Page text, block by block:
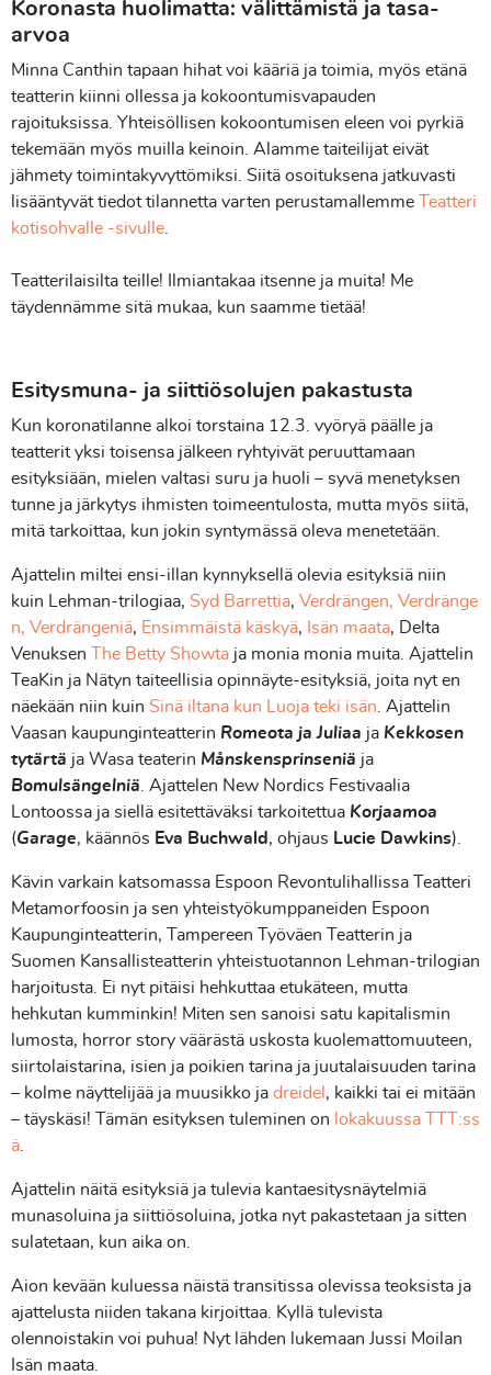
Koronasta huolimatta: välittämistä ja tasa-
arvoa
Minna Canthin tapaan hihat voi kääriä ja toimia, myös etänä
teatterin kiinni ollessa ja kokoontumisvapauden
rajoituksissa. Yhteisöllisen kokoontumisen eleen voi pyrkiä
tekemään myös muilla keinoin. Alamme taiteilijat eivät
jähmety toimintakyvyttömiksi. Siitä osoituksena jatkuvasti
lisääntyvät tiedot tilannetta varten perustamallemme
Teatteri
kotisohvalle -sivulle
Teatterilaisilta teille! Ilmiantakaa itsenne ja muita! Me
täydennämme sitä mukaa, kun saamme tietää!
Esitysmuna- ja siittiösolujen pakastusta
Kun koronatilanne alkoi torstaina 12.3. vyöryä päälle ja
teatterit yksi toisensa jälkeen ryhtyivät peruuttamaan
esityksiään, mielen valtasi suru ja huoli – syvä menetyksen
tunne ja järkytys ihmisten toimeentulosta, mutta myös siitä,
mitä tarkoittaa, kun jokin syntymässä oleva menetetään.
Ajattelin miltei ensi-illan kynnyksellä olevia esityksiä niin
kuin Lehman-trilogiaa, Syd Barrettia, Verdrängen, Verdränge
n, Verdrängeniä, Ensimmäistä käskyä, Isän maata, Delta
Venuksen
The Betty Showta ja monia monia muita. Ajattelin
TeaKin ja Nätyn taiteellisia opinnäyte-esityksiä, joita nyt en
näekään niin kuin Sinä iltana kun Luoja teki isän . Ajattelin
Vaasan kaupunginteatterin Romeota ja Juliaa ja Kekkosen
tytärtä ja Wasa teaterin Månskensprinseniä ja
Bomulsängelniä . Ajattelen New Nordics Festivaalia
Lontoossa ja siellä esitettäväksi tarkoitettua Korjaamoa
(Garage, käännös Eva Buchwald , ohjaus Lucie Dawkins).
Kävin varkain katsomassa Espoon Revontulihallissa Teatteri
Metamorfoosin ja sen yhteistyökumppaneiden Espoon
Kaupunginteatterin, Tampereen Työväen Teatterin ja
Suomen Kansallisteatterin yhteistuotannon Lehman-trilogian
harjoitusta. Ei nyt pitäisi hehkuttaa etukäteen, mutta
hehkutan kumminkin! Miten sen sanoisi satu kapitalismin
lumosta, horror story väärästä uskosta kuolemattomuuteen,
siirtolaistarina, isien ja poikien tarina ja juutalaisuuden tarina
– kolme näyttelijää ja muusikko ja dreidel , kaikki tai ei mitään
– täyskäsi! Tämän esityksen tuleminen on lokakuussa TTT:ss
ä
Ajattelin näitä esityksiä ja tulevia kantaesitysnäytelmiä
munasoluina ja siittiösoluina, jotka nyt pakastetaan ja sitten
sulatetaan, kun aika on.
Aion kevään kuluessa näistä transitissa olevissa teoksista ja
ajattelusta niiden takana kirjoittaa. Kyllä tulevista
olennoistakin voi puhua! Nyt lähden lukemaan Jussi Moilan
Isän maata.